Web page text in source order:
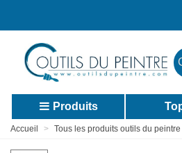
Produits
Accueil > Tous les produits outils du peintre